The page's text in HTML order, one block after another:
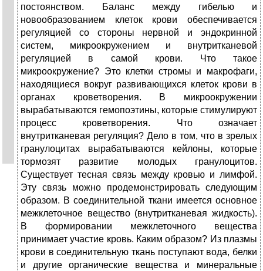
постоянством. Баланс между гибелью и
новообразованием клеток крови обеспечивается
регуляцией со стороны нервной и эндокринной
систем, микроокружением и внутритканевой
регуляцией в самой крови. Что такое
микроокружение? Это клетки стромы и макрофаги,
находящиеся вокруг развивающихся клеток крови в
органах кроветворения. В микроокружении
вырабатываются гемопоэтины, которые стимулируют
процесс кроветворения. Что означает
внутритканевая регуляция? Дело в том, что в зрелых
гранулоцитах вырабатываются кейлоны, которые
тормозят развитие молодых гранулоцитов.
Существует тесная связь между кровью и лимфой.
Эту связь можно продемонстрировать следующим
образом. В соединительной ткани имеется основное
межклеточное вещество (внутритканевая жидкость).
В формировании межклеточного вещества
принимает участие кровь. Каким образом? Из плазмы
крови в соединительную ткань поступают вода, белки
и другие органические вещества и минеральные